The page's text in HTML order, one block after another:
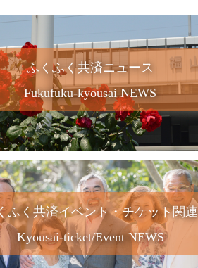
ふくふく共済ニュース
Fukufuku-kyousai NEWS
ふく共済イベント・チケット関連
Kyousai-ticket/Event NEWS